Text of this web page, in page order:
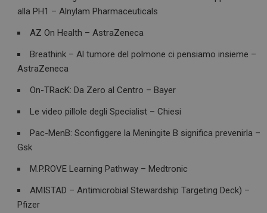
alla PH1 – Alnylam Pharmaceuticals
AZ On Health – AstraZeneca
Breathink – Al tumore del polmone ci pensiamo insieme –
AstraZeneca
On-TRacK: Da Zero al Centro – Bayer
Le video pillole degli Specialist – Chiesi
Pac-MenB: Sconfiggere la Meningite B significa prevenirla –
Gsk
M.P.ROVE Learning Pathway – Medtronic
AMISTAD – Antimicrobial Stewardship Targeting Deck) –
Pfizer